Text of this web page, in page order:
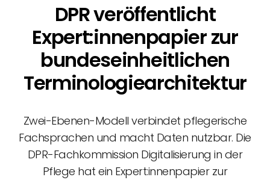
DPR veröffentlicht
Expert:innenpapier zur
bundeseinheitlichen
Terminologiearchitektur
Zwei-Ebenen-Modell verbindet pflegerische
Fachsprachen und macht Daten nutzbar. Die
DPR-Fachkommission Digitalisierung in der
Pflege hat ein Expert:innenpapier zur